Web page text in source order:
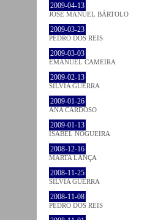
2009-04-13
JOSÉ MANUEL BÁRTOLO
2009-03-23
PEDRO DOS REIS
2009-03-03
EMANUEL CAMEIRA
2009-02-13
SÍLVIA GUERRA
2009-01-26
ANA CARDOSO
2009-01-13
ISABEL NOGUEIRA
2008-12-16
MARTA LANÇA
2008-11-25
SÍLVIA GUERRA
2008-11-08
PEDRO DOS REIS